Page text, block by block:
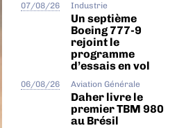
07/08/26 Industrie
Un septième
Boeing 777-9
rejoint le
programme
d’essais en vol
06/08/26 Aviation Générale
Daher livre le
premier TBM 980
au Brésil